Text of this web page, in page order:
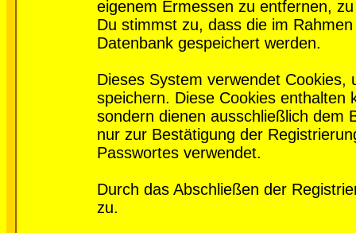
eigenem Ermessen zu entfernen,
Du stimmst zu, dass die im
Datenbank gespeichert werden.
Dieses System verwendet
speichern. Diese Cookies enthalten
sondern dienen ausschließlich dem
nur zur Bestätigung der
Passwortes verwendet.
Durch das Abschließen der
zu.